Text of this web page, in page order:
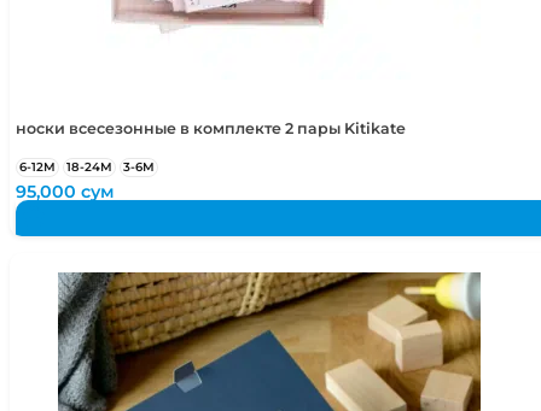
носки всесезонные в комплекте 2 пары Kitikate
6-12М 18-24М 3-6М
95,000сум